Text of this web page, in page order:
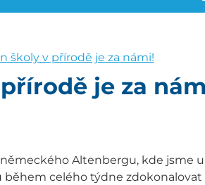
školy v přírodě je za námi!
je za
Altenbergu, kde jsme
celého týdne zdokonalovat